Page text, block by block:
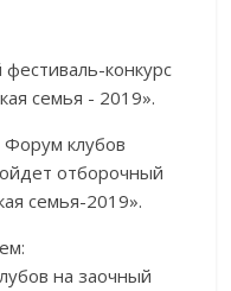
конкурс
семья - 2019».
Форум клубов
отборочный
семья-2019».
на заочный